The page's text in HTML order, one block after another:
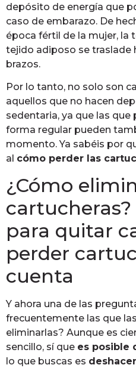
depósito de energía que
caso de embarazo. De
época fértil de la mujer, la
tejido adiposo se traslade
brazos.
Por lo tanto, no solo son
aquellos que no hacen
sedentaria, ya que las que
forma regular pueden
momento. Ya sabéis por
al cómo perder las
¿Cómo
cartucheras?
para quitar
perder
cuenta
Y ahora una de las
frecuentemente las que
eliminarlas? Aunque es
sencillo, sí que es posible
lo que buscas es